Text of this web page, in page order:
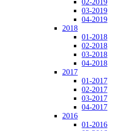
02-2019
03-2019
04-2019
2018
01-2018
02-2018
03-2018
04-2018
2017
01-2017
02-2017
03-2017
04-2017
2016
01-2016